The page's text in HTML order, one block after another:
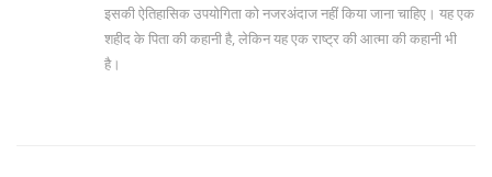
इसकी ऐतिहासिक उपयोगिता को नजरअंदाज नहीं किया जाना चाहिए। यह एक
शहीद के पिता की कहानी है, लेकिन यह एक राष्ट्र की आत्मा की कहानी भी
है।